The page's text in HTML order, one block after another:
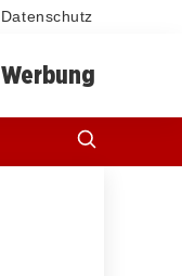
Datenschutz
Werbung